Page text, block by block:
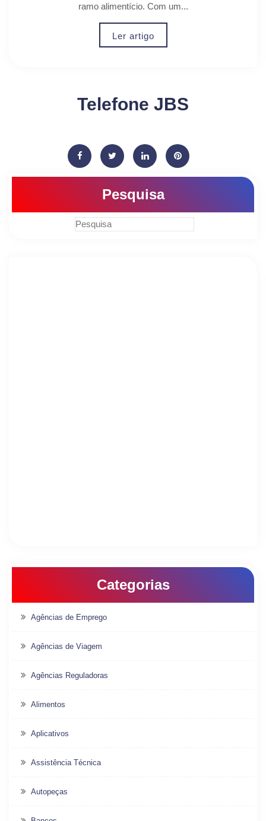
ramo alimentício. Com um...
Ler artigo
Telefone JBS
Pesquisa
Categorias
Agências de Emprego
Agências de Viagem
Agências Reguladoras
Alimentos
Aplicativos
Assistência Técnica
Autopeças